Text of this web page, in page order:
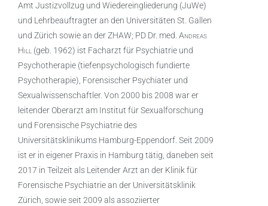
Amt Justizvollzug und Wiedereingliederung (JuWe)
und Lehrbeauftragter an den Universitäten St. Gallen
und Zürich sowie an der ZHAW; PD Dr. med. Andreas
Hill (geb. 1962) ist Facharzt für Psychiatrie und
Psychotherapie (tiefenpsychologisch fundierte
Psychotherapie), Forensischer Psychiater und
Sexualwissenschaftler. Von 2000 bis 2008 war er
leitender Oberarzt am Institut für Sexualforschung
und Forensische Psychiatrie des
Universitätsklinikums Hamburg-Eppendorf. Seit 2009
ist er in eigener Praxis in Hamburg tätig, daneben seit
2017 in Teilzeit als Leitender Arzt an der Klinik für
Forensische Psychiatrie an der Universitätsklinik
Zürich, sowie seit 2009 als assoziierter